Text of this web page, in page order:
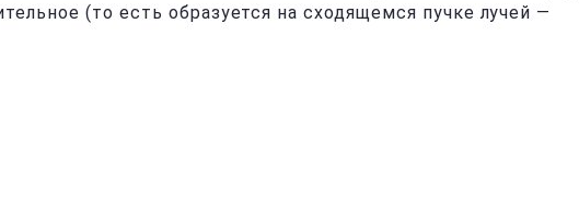
(то есть образуется на сходящемся пучке лучей —